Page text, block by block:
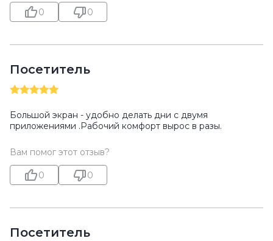
0 0
Посетитель
Большой экран - удобно делать дни с двумя
приложениями .Рабочий комфорт вырос в разы.
Вам помог этот отзыв?
0 0
Посетитель